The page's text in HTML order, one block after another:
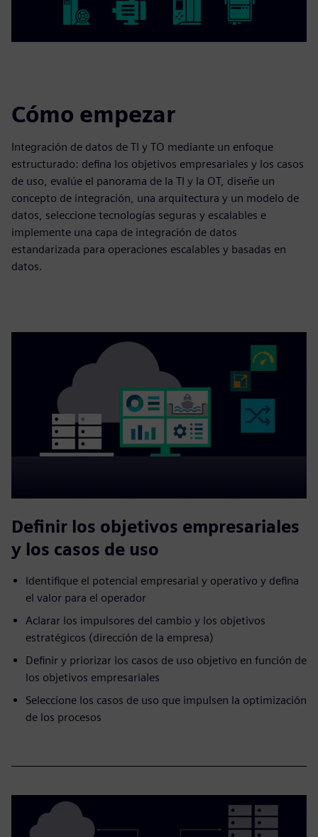
Cómo empezar
Integración de datos de TI y TO mediante un enfoque
estructurado: defina los objetivos empresariales y los casos
de uso, evalúe el panorama de la TI y la OT, diseñe un
concepto de integración, una arquitectura y un modelo de
datos, seleccione tecnologías seguras y escalables e
implemente una capa de integración de datos
estandarizada para operaciones escalables y basadas en
datos.
Definir los objetivos empresariales
y los casos de uso
Identifique el potencial empresarial y operativo y defina
el valor para el operador
Aclarar los impulsores del cambio y los objetivos
estratégicos (dirección de la empresa)
Definir y priorizar los casos de uso objetivo en función de
los objetivos empresariales
Seleccione los casos de uso que impulsen la optimización
de los procesos